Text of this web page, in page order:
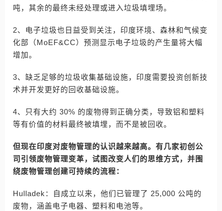
吨，其余的最终未经处理或进入垃圾填埋场。
2、电子垃圾也日益受到关注，印度环境、森林和气候变
化部（MoEF&CC）预测显示电子垃圾的产生量将大幅
增加。
3、缺乏足够的垃圾收集基础设施，印度需要投资创新技
术并开发更好的回收基础设施。
4、只有大约 30% 的废物得到正确分类，导致铝和塑料
等有价值的材料最终被填埋，而不是被回收。
但现在印度对废物管理的认识越来越高。有几家初创公
司引领废物管理变革，试图改变人们的思维方式，并围
绕废物管理创建可持续的流程：
Hulladek：自成立以来，他们已管理了 25,000 公吨的
废物，涵盖电子电器、塑料和电池等。